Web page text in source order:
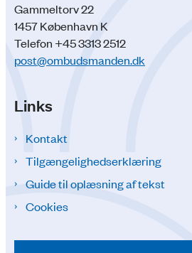
Gammeltorv 22
1457 København K
Telefon +45 3313 2512
post@ombudsmanden.dk
Links
Kontakt
Tilgængelighedserklæring
Guide til oplæsning af tekst
Cookies